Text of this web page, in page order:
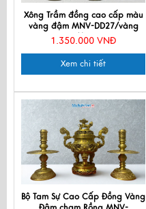
Xông Trầm đồng cao cấp màu
vàng đậm MNV-DD27/vàng
đậm
1.350.000 VNĐ
Xem chi tiết
Bộ Tam Sự Cao Cấp Đồng Vàng